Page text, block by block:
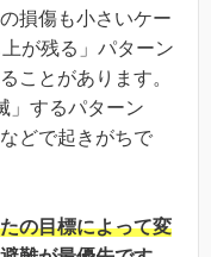
損傷も小さいケー
が残る」パターン
ことがあります。
」するパターン
どで起きがちで
の目標によって変